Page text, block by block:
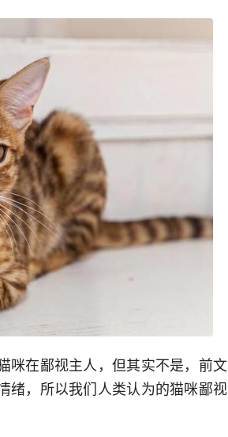
咪在鄙视主人，但其实不是，前文
绪，所以我们人类认为的猫咪鄙视